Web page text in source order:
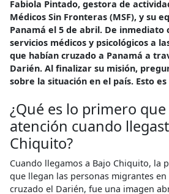
Fabiola Pintado, gestora de
Médicos Sin Fronteras (MSF), y su
Panamá el 5 de abril. De
servicios médicos y psicológicos a
que habían cruzado a Panamá a
Darién. Al finalizar su misión,
sobre la situación en el país. Esto
¿Qué es lo primero
atención cuando
Chiquito?
Cuando llegamos a Bajo Chiquito, la
que llegan las personas migrantes en
cruzado el Darién, fue una imagen